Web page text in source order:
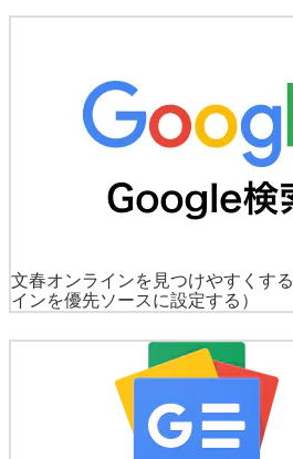
文春オンラインを見つけやすくする
インを優先ソースに設定する）